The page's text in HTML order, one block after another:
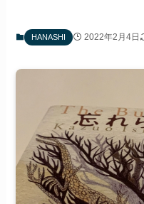
HANASHI 2022年2月4日